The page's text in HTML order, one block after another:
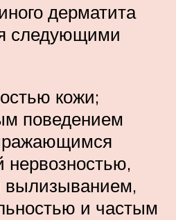
дерматита
следующими
кожи;
поведением
вылизыванием,
и частым